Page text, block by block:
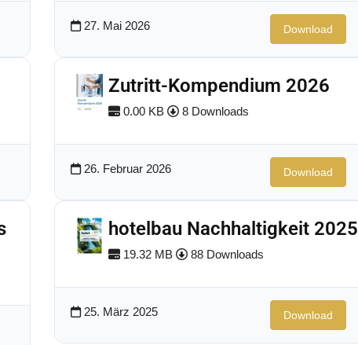
27. Mai 2026 Download
Zutritt-Kompendium 2026
0.00 KB 8 Downloads
26. Februar 2026 Download
hotelbau Nachhaltigkeit 2025
19.32 MB 88 Downloads
25. März 2025 Download